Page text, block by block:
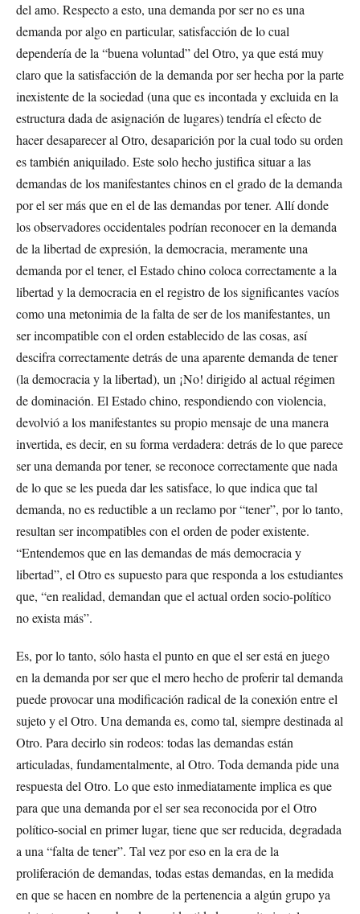
del amo. Respecto a esto, una demanda por ser no es una
demanda por algo en particular, satisfacción de lo cual
dependería de la “buena voluntad” del Otro, ya que está muy
claro que la satisfacción de la demanda por ser hecha por la parte
inexistente de la sociedad (una que es incontada y excluida en la
estructura dada de asignación de lugares) tendría el efecto de
hacer desaparecer al Otro, desaparición por la cual todo su orden
es también aniquilado. Este solo hecho justifica situar a las
demandas de los manifestantes chinos en el grado de la demanda
por el ser más que en el de las demandas por tener. Allí donde
los observadores occidentales podrían reconocer en la demanda
de la libertad de expresión, la democracia, meramente una
demanda por el tener, el Estado chino coloca correctamente a la
libertad y la democracia en el registro de los significantes vacíos
como una metonimia de la falta de ser de los manifestantes, un
ser incompatible con el orden establecido de las cosas, así
descifra correctamente detrás de una aparente demanda de tener
(la democracia y la libertad), un ¡No! dirigido al actual régimen
de dominación. El Estado chino, respondiendo con violencia,
devolvió a los manifestantes su propio mensaje de una manera
invertida, es decir, en su forma verdadera: detrás de lo que parece
ser una demanda por tener, se reconoce correctamente que nada
de lo que se les pueda dar les satisface, lo que indica que tal
demanda, no es reductible a un reclamo por “tener”, por lo tanto,
resultan ser incompatibles con el orden de poder existente.
“Entendemos que en las demandas de más democracia y
libertad”, el Otro es supuesto para que responda a los estudiantes
que, “en realidad, demandan que el actual orden socio-político
no exista más”.
Es, por lo tanto, sólo hasta el punto en que el ser está en juego
en la demanda por ser que el mero hecho de proferir tal demanda
puede provocar una modificación radical de la conexión entre el
sujeto y el Otro. Una demanda es, como tal, siempre destinada al
Otro. Para decirlo sin rodeos: todas las demandas están
articuladas, fundamentalmente, al Otro. Toda demanda pide una
respuesta del Otro. Lo que esto inmediatamente implica es que
para que una demanda por el ser sea reconocida por el Otro
político-social en primer lugar, tiene que ser reducida, degradada
a una “falta de tener”. Tal vez por eso en la era de la
proliferación de demandas, todas estas demandas, en la medida
en que se hacen en nombre de la pertenencia a algún grupo ya